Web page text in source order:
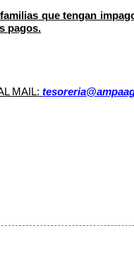
que tengan
pagos.
MAIL: